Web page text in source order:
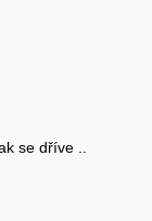
se dříve ..